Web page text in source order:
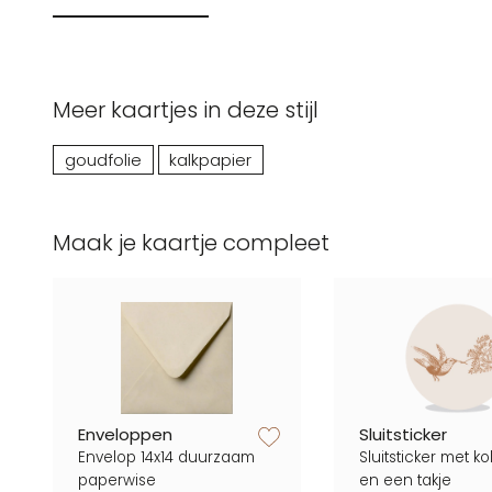
Meer kaartjes in deze stijl
goudfolie kalkpapier
Maak je kaartje compleet
zet op verlanglijstje
Enveloppen
Envelop 14x14 duurzaam
paperwise
Sluitsticker
Sluitsticker met
en een takje